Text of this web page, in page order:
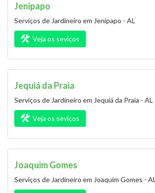
Jenipapo
Serviços de Jardineiro em Jenipapo - AL
Veja os seviços
Jequiá da Praia
Serviços de Jardineiro em Jequiá da Praia - AL
Veja os seviços
Joaquim Gomes
Serviços de Jardineiro em Joaquim Gomes - AL